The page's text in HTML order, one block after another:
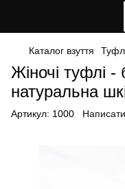
Каталог взуття
Жіночі туфлі
натуральна
Артикул: 1000 Написати